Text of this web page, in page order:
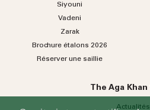
Siyouni
Vadeni
Zarak
Brochure étalons 2026
Réserver une saillie
The Aga
Actualités